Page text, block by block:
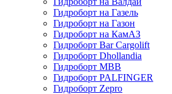
Гидроборт на Газель
Гидроборт на Газон
Гидроборт на КамАЗ
Гидроборт Bar Cargolift
Гидроборт Dhollandia
Гидроборт MBB
Гидроборт PALFINGER
Гидроборт Zepro